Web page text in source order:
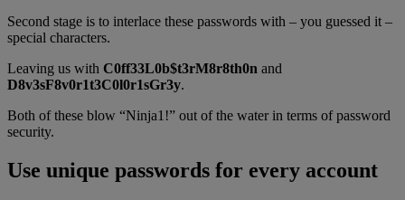
Second stage is to interlace these passwords with – you guessed it –
special characters.
Leaving us with C0ff33L0b$t3rM8r8th0n and
D8v3sF8v0r1t3C0l0r1sGr3y.
Both of these blow “Ninja1!” out of the water in terms of password
security.
Use unique passwords for every account